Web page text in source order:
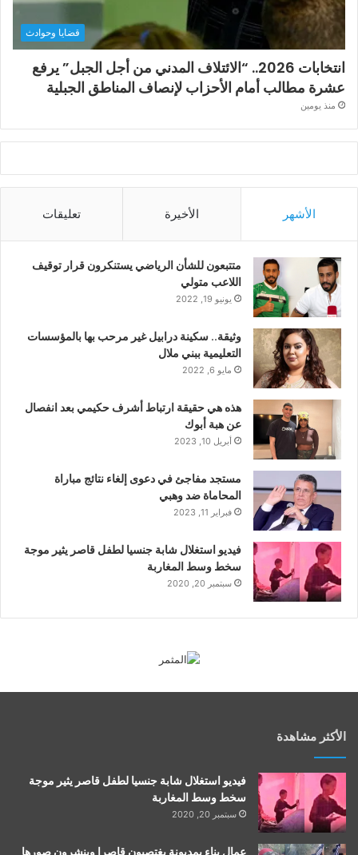
قضايا وحوادث
انتخابات 2026.. “الائتلاف المدني من أجل الجبل” يرفع
عشرة مطالب أمام الأحزاب لإنصاف المناطق الجبلية
منذ يومين
الأشهر الأخيرة تعليقات
متتبعون للشأن الرياضي يستنكرون قرار توقيف
اللاعب متولي
يونيو 19, 2022
وثيقة.. سكينة درابيل غير مرحب بها بالمؤسسات
التعليمية ببني ملال
مايو 6, 2022
هذه هي حقيقة ارتباط أشرف حكيمي بعد انفصال
عن هبة أبوك
أبريل 10, 2023
مستجد مفاجئ في دعوى إلغاء نتائج مباراة
المحاماة ضد وهبي
فبراير 11, 2023
فيديو استغلال شابة جنسيا لطفل قاصر يثير موجة
سخط وسط المغاربة
سبتمبر 20, 2020
الأكثر مشاهدة
فيديو استغلال شابة جنسيا لطفل قاصر يثير موجة
سخط وسط المغاربة
سبتمبر 20, 2020
عمال بناء بمديونة يغتصبون قاصرا وينشرون صورها